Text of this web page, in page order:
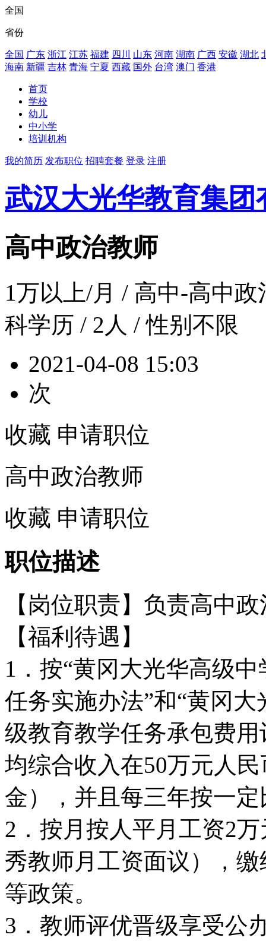
全国
省份
全国 广东 浙江 江苏 福建 四川 山东 河南 湖南 广西 安徽 湖北
海南 新疆 吉林 青海 宁夏 西藏 国外 台湾 澳门 香港
首页
学校
幼儿
中小学
培训机构
我的简历 发布职位 招聘套餐 登录 注册
武汉大光华教育集团
高中政治教师
1万以上/月 / 高中-高中政
科学历 / 2人 / 性别不限
2021-04-08 15:03
次
收藏 申请职位
高中政治教师
收藏 申请职位
职位描述
【岗位职责】负责高中
【福利待遇】
1．按“黄冈大光华高级
任务实施办法”和“黄冈
级教育教学任务承包费
均综合收入在50万元人
金），并且每三年按一
2．按月按人平月工资2
秀教师月工资面议），
等政策。
3．教师评优晋级享受公